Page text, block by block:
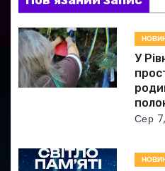
и
с
і
У
Сер